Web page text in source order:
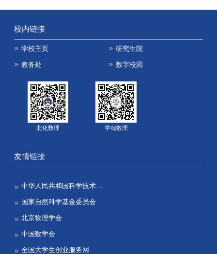
校内链接
学校主页 研究生院
教务处 数字校园
北化数理 学哉数理
友情链接
中华人民共和国科学技术…
国家自然科学基金委员会
北京物理学会
中国数学会
全国大学生创业服务网